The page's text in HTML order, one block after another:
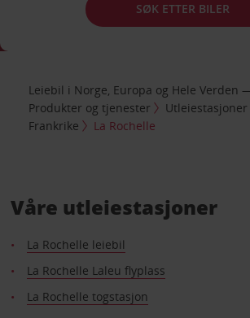
SØK ETTER BILER
Leiebil i Norge, Europa og Hele Verden
Produkter og tjenester
Utleiestasjoner
Frankrike
La Rochelle
Våre utleiestasjoner
La Rochelle leiebil
La Rochelle Laleu flyplass
La Rochelle togstasjon